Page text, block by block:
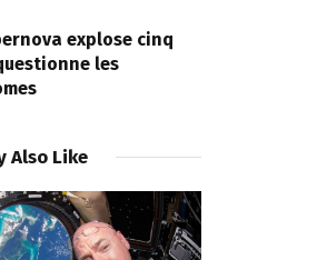
explose cinq
les
Also Like